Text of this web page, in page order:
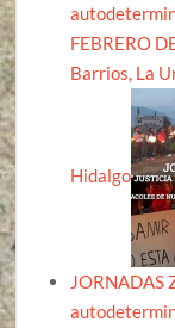
FEBRERO
Barrios, La
Hidalgo
JORNADAS